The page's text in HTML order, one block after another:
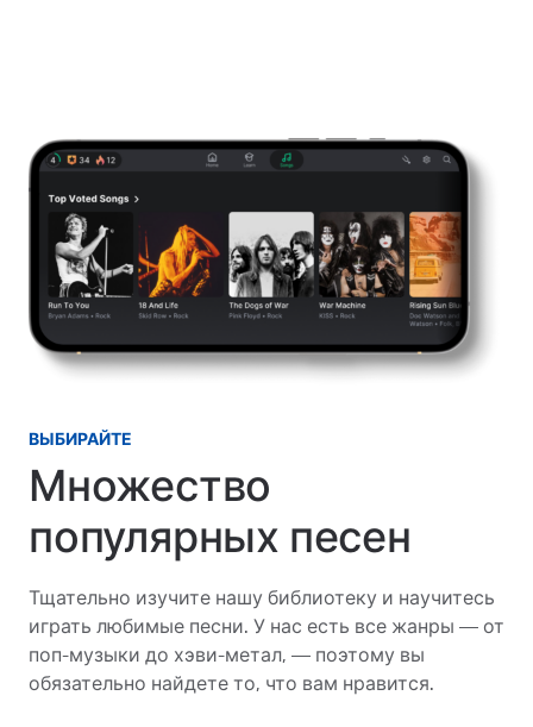
ВЫБИРАЙТЕ
Множество
популярных песен
Тщательно изучите нашу библиотеку и научитесь
играть любимые песни. У нас есть все жанры — от
поп-музыки до хэви-метал, — поэтому вы
обязательно найдете то, что вам нравится.